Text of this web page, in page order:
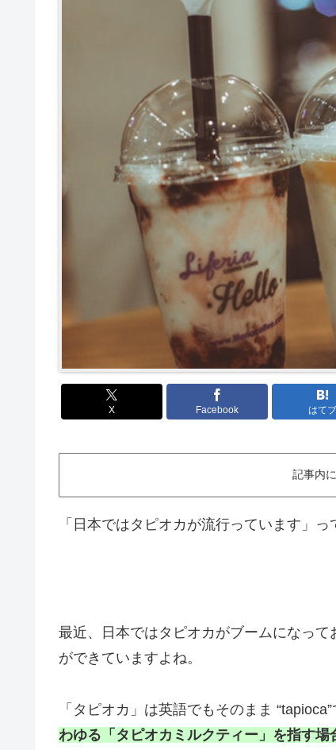
X Facebook はてブ
記事内
「日本ではタピオカが流行っています」
最近、日本ではタピオカがブームになっ
ができていますよね。
「タピオカ」は英語でもそのまま
わゆる「タピオカミルクティー」を指す場